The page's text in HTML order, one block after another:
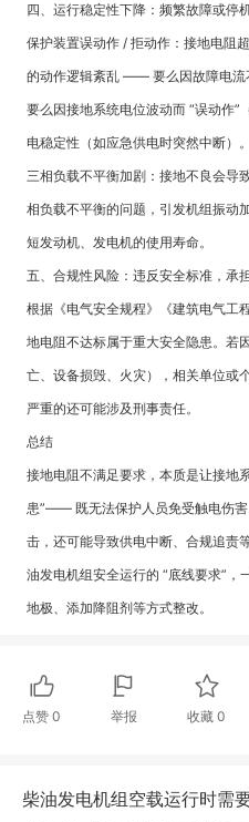
四、运行稳定性下降：频繁故障或停
保护装置误动作 / 拒动作：接地电阻
的动作逻辑紊乱 —— 要么因故障电流
要么因接地系统电位波动而 “误动作
电稳定性（如应急供电时突然中断）。
三相负载不平衡加剧：接地不良会导
相负载不平衡的问题，引发机组振动
短发动机、发电机的使用寿命。
五、合规性风险：违反安全标准，承
根据《电气安全规程》《建筑电气工
地电阻不达标属于重大安全隐患。若
亡、设备损毁、火灾），相关单位或
严重的还可能涉及刑事责任。
总结
接地电阻不满足要求，本质是让接地
患”—— 既无法保护人员免受触电伤
击，还可能导致供电中断、合规追责
油发电机组安全运行的 “底线要求”
地极、添加降阻剂等方式整改。
点赞 0 举报 收藏0
柴油发电机组空载运行时需